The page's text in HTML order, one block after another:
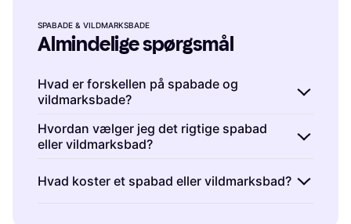
SPABADE & VILDMARKSBADE
Almindelige spørgsmål
Hvad er forskellen på spabade og
vildmarksbade?
Spabade & Vildmarksbade er begge udendørs
badefaciliteter, men de adskiller sig i design
og funktion. Spabade har ofte indbyggede
jets til massage, mens vildmarksbade typisk
er mere enkle og opvarmes med brændeovn.
Hvordan vælger jeg det rigtige spabad
eller vildmarksbad?
forskellige størrelser og materialer. Overvej
antallet af brugere, den tilgængelige plads i
Hvad koster et spabad eller vildmarksbad?